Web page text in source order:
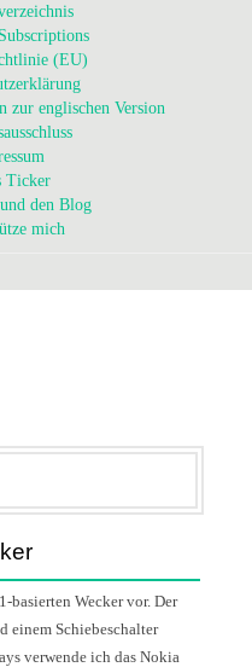
(EU)
zur englischen Version
Ticker
den Blog
mich
basierten Wecker vor. Der
einem Schiebeschalter
verwende ich das Nokia